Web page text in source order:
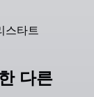
스타트
다른